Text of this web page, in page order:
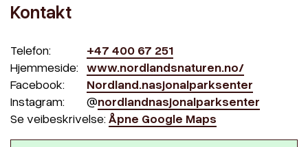
Kontakt
Telefon:
+47 400 67 251
Hjemmeside: www.nordlandsnaturen.no/
Facebook:
Nordland.nasjonalparksenter
Instagram:
@nordlandnasjonalparksenter
Se veibeskrivelse: Åpne Google Maps